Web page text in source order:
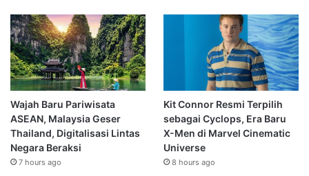
Wajah Baru Pariwisata
ASEAN, Malaysia Geser
Thailand, Digitalisasi Lintas
Negara Beraksi
7 hours ago
Kit Connor Resmi Terpilih
sebagai Cyclops, Era Baru
X-Men di Marvel Cinematic
Universe
8 hours ago